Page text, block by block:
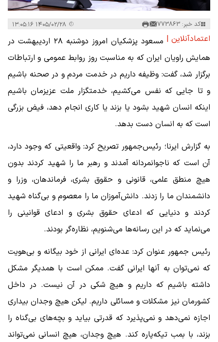
کد خبر: 773863
اعتمادآنلاین |
مسعود پزشکیان امروز دوشنبه ۲۸ اردیبهشت در
همایش راویان ایران که به مناسبت روز روابط عمومی و ارتباطات
برگزار شد، گفت: وظیفه داریم در خدمت مردم و در صحنه باشیم
و تا جایی که نفس می‌کشیم، خدمتگزار ملت عزیزمان باشیم
اینکه انسان شهید بشود یا بزند یا کاری انجام دهد، فیض بزرگی
است که به انسان دست بدهد.
به گزارش ایرنا؛ رئیس‌جمهور تصریح کرد: واقعیتی که وجود دارد،
آن است که ناجوانمردانه آمدند و رهبر ما را شهید کردند بدون
هیچ منطق علمی، قانونی و حقوق بشری، فرماندهان، وزرا و
دانشمندان ما را زدند. دانش‌آموزان ما را معصوم و بی‌گناه شهید
کردند و دنیایی که ادعای حقوق بشری و ادعای قوانینی را
می‌نماید که در این رسانه‌ها می‌شنویم، نظاره‌گر بودند.
رئیس جمهور عنوان کرد: عده‌ای ایرانی از خود بیگانه و بی‌هویت‌
که نمی‌توان به آنها ایرانی گفت. ممکن است با همدیگر مشکل
داشته باشیم که داریم و هیچ شکی در آن نیست. در داخل
کشورمان نیز مشکلات و مسائلی داریم. لیکن هیچ وجدان بیداری
اجازه نمی‌دهد و نمی‌پذیرد که قدرتی بیاید و بچه‌های بی‌گناه را
بزند، با بمب تیکه‌پاره کند. هیچ وجدان، هیچ انسانی نمی‌تواند